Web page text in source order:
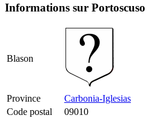
Informations sur Portoscuso
Blason
Province
Carbonia-Iglesias
Code postal
09010